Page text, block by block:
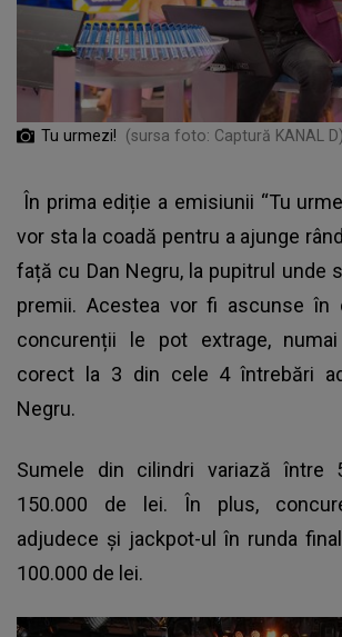
Tu urmezi! (sursa foto: Captură KANAL D)
În prima ediție a emisiunii “Tu
vor sta la coadă pentru a ajunge
față cu Dan Negru, la pupitrul unde
premii. Acestea vor fi ascunse în
concurenții le pot extrage,
corect la 3 din cele 4 întrebări
Negru.
Sumele din cilindri variază între
150.000 de lei. În plus,
adjudece şi jackpot-ul în runda
100.000 de lei.